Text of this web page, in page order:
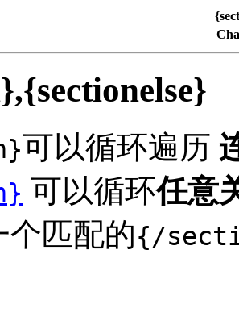
可以循环遍历
可以循环任意
个匹配的{/